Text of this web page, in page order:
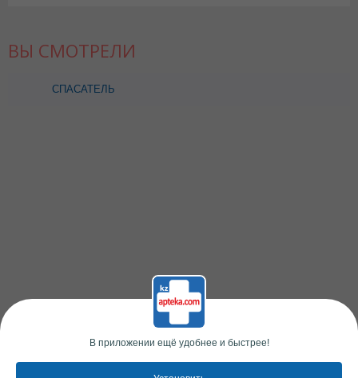
ВЫ СМОТРЕЛИ
СПАСАТЕЛЬ
В приложении ещё удобнее и быстрее!